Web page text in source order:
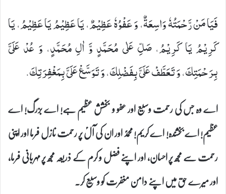
فَیَا مَنْ رَّحْمَتُهٗ وَاسِعَةٌ، وَ عَفْوُهٗ عَظِیْمٌ، یَا عَظِیْمُ یَا عَظِیْمُ، یَا
كَرِیْمُ یَا كَرِیْمُ، صَلِّ عَلٰى مُحَمَّدٍ وَّ اٰلِ مُحَمَّدٍ، وَ عُدْ عَلَیَّ
بِرَحْمَتِكَ، وَ تَعَطَّفْ عَلَیَّ بِفَضْلِكَ، وَ تَوَسَّعْ عَلَیَّ بِمَغْفِرَتِكَ.
اے وہ جس کی رحمت وسیع اور عفو و بخشش عظیم ہے! اے بزرگ! اے
عظیم! اے بخشندہ! اے کریم! محمدؐ اور ان کی آلؑ پر رحمت نازل فرما اور اپنی
رحمت سے مجھ پر احسان، اور اپنے فضل و کرم کے ذریعہ مجھ پر مہربانی فرما،
اور میرے حق میں اپنے دامن مغفرت کو وسیع کر۔